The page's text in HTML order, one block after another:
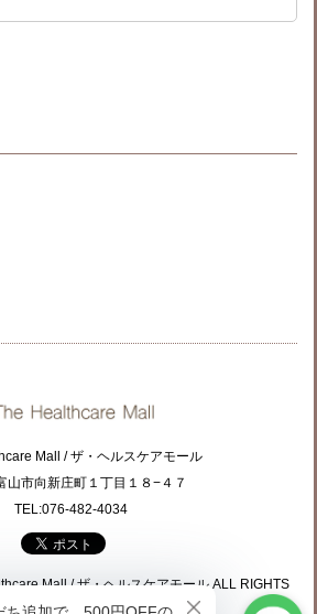
Mall / ザ・ヘルスケアモール
山市向新庄町１丁目１８−４７
TEL:076-482-4034
Mall / ザ・ヘルスケアモール ALL RIGHTS
RESERVED.